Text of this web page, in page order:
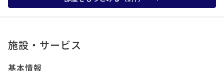
ポイントアップ
ポイントアップ
現地決済可
IN 15:00 - 24:00 OUT12:00
現地決済可 事前決済可
IN 15:00 - 29:00 OUT11:00
施設・サービス
基本情報